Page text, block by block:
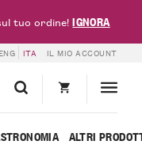
ENG ITA IL MIO ACCOUNT
ALTRI
tuo ordine!IGNORA